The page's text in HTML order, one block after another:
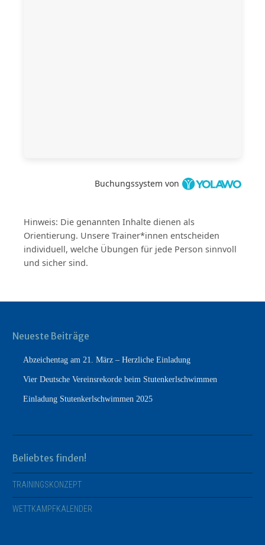
Buchungssystem von
Hinweis: Die genannten Inhalte dienen als
Orientierung. Unsere Trainer*innen entscheiden
individuell, welche Übungen für jede Person sinnvoll
und sicher sind.
Neueste Beiträge
Abzeichentag am 21. März – Herzliche Einladung
Vier Deutsche Vereinsrekorde beim Stutenkerlschwimmen
Einladung Stutenkerlschwimmen 2025
Beliebtes finden!
TRAININGSKONZEPT
WETTKAMPFKALENDER